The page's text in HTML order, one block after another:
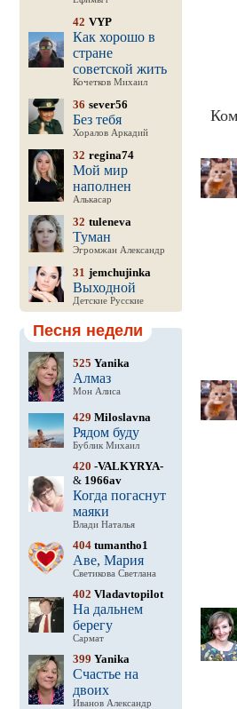
42 VYP
Как хорошо в
стране
советской жить
Кочетков Михаил
36 sever56
Без тебя
Хоралов Аркадий
32 regina74
Мой мир
наполнен
Алькасар
32 tuleneva
Туман
Эгромжан Александр
31 jemchujinka
Выходной
Детские Русские
Песня недели
525 Yanika
Алмаз
Мон Алиса
429 Miloslavna
Рядом буду
Бублик Михаил
420 -VALKYRYA-
& 1966av
Когда погаснут
маяки
Влади Наталья
404tumantho1
Аве, Мария
Светикова Светлана
402 Vladavtopilot
На дальнем
берегу
Сармат
399 Yanika
Счастье на
двоих
Иванов Александр